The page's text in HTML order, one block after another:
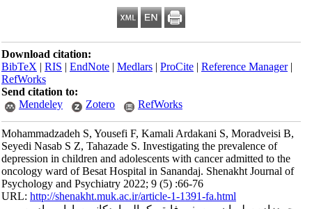
Download citation:
BibTeX|RIS|EndNote|Medlars|ProCite|Reference Manager
RefWorks
Send citation to:
Mendeley
Zotero RefWorks
Mohammadzadeh S, Yousefi F, Kamali Ardakani S, Moradveisi B,
Seyedi Nasab S Z, Tahazade S. Investigating the prevalence of
depression in children and adolescents with cancer admitted to the
oncology ward of Besat Hospital in Sanandaj. Shenakht Journal of
Psychology and Psychiatry 2022; 9 (5) :66-76
URL:http://shenakht.muk.ac.ir/article-1-1391-fa.html